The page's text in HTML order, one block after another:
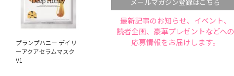
プランプハニー デイリ
ーアクアセラムマスク
V1
メールマガジン登録はこちら
最新記事のお知らせ、イベント、
読者企画、豪華プレゼントなどへの
応募情報をお届けします。